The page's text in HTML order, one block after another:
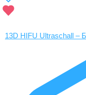
13D HIFU Ultraschall –